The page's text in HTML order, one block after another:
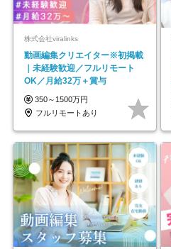
株式会社viralinks
動画編集クリエイター※初掲載
｜未経験歓迎／フルリモート
OK／月給32万＋賞与
350～1500万円
フルリモートあり